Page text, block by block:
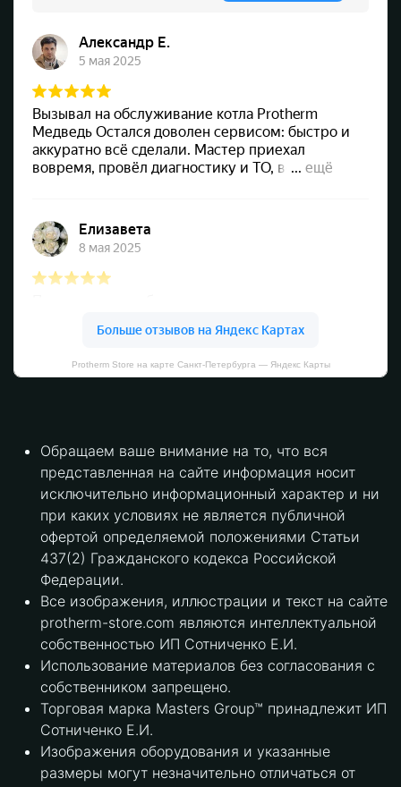
Protherm Store на карте Санкт‑Петербурга — Яндекс Карты
Обращаем ваше внимание на то, что вся
представленная на сайте информация носит
исключительно информационный характер и ни
при каких условиях не является публичной
офертой определяемой положениями Статьи
437(2) Гражданского кодекса Российской
Федерации.
Все изображения, иллюстрации и текст на сайте
protherm-store.com являются интеллектуальной
собственностью ИП Сотниченко Е.И.
Использование материалов без согласования с
собственником запрещено.
Торговая марка Masters Group™ принадлежит ИП
Сотниченко Е.И.
Изображения оборудования и указанные
размеры могут незначительно отличаться от